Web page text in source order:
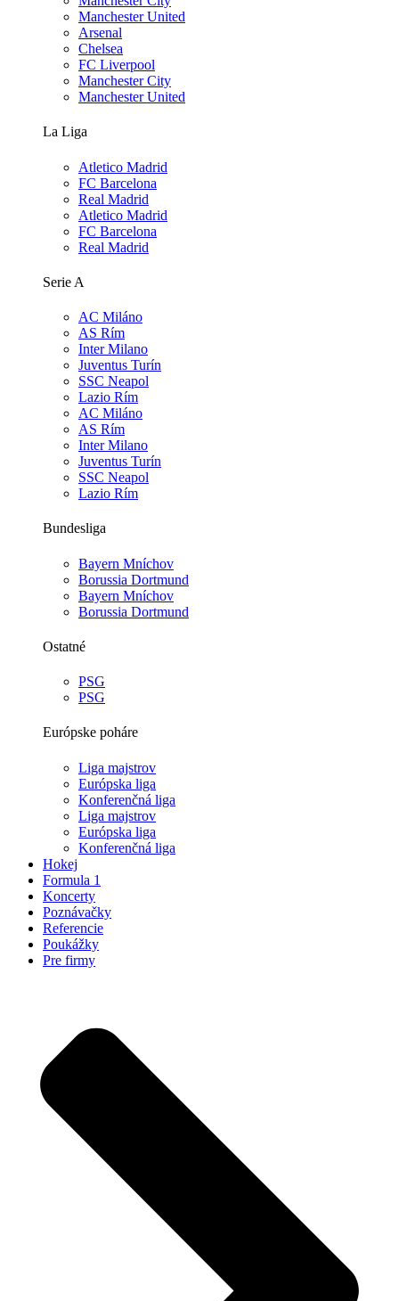
Manchester United
Arsenal
Chelsea
FC Liverpool
Manchester City
Manchester United
La Liga
Atletico Madrid
FC Barcelona
Real Madrid
Atletico Madrid
FC Barcelona
Real Madrid
Serie A
AC Miláno
AS Rím
Inter Milano
Juventus Turín
SSC Neapol
Lazio Rím
AC Miláno
AS Rím
Inter Milano
Juventus Turín
SSC Neapol
Lazio Rím
Bundesliga
Bayern Mníchov
Borussia Dortmund
Bayern Mníchov
Borussia Dortmund
Ostatné
PSG
PSG
Európske poháre
Liga majstrov
Európska liga
Konferenčná liga
Liga majstrov
Európska liga
Konferenčná liga
Hokej
Formula 1
Koncerty
Poznávačky
Referencie
Poukážky
Pre firmy